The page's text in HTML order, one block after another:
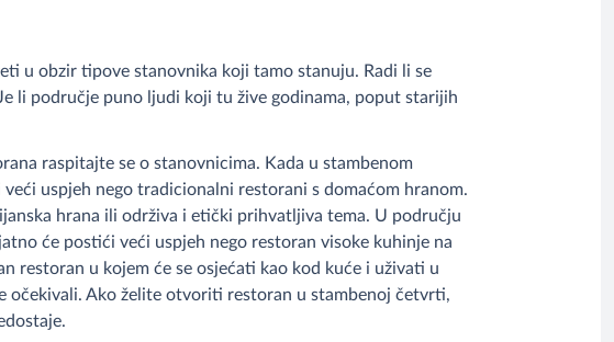
u obzir tipove stanovnika koji tamo stanuju. Radi li se
li područje puno ljudi koji tu žive godinama, poput starijih
raspitajte se o stanovnicima. Kada u stambenom
uspjeh nego tradicionalni restorani s domaćom hranom.
hrana ili održiva i etički prihvatljiva tema. U području
će postići veći uspjeh nego restoran visoke kuhinje na
restoran u kojem će se osjećati kao kod kuće i uživati u
očekivali. Ako želite otvoriti restoran u stambenoj četvrti,